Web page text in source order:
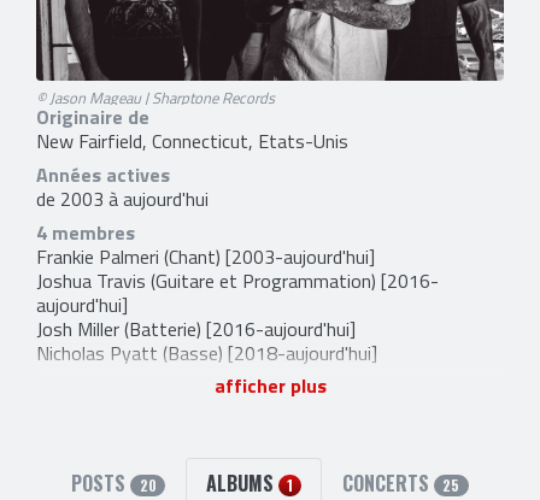
© Jason Mageau | Sharptone Records
Originaire de
New Fairfield, Connecticut, Etats-Unis
Années actives
de 2003 à aujourd'hui
4 membres
Frankie Palmeri (Chant) [2003-aujourd'hui]
Joshua Travis (Guitare et Programmation) [2016-
aujourd'hui]
Josh Miller(Batterie) [2016-aujourd'hui]
Nicholas Pyatt (Basse) [2018-aujourd'hui]
afficher plus
POSTS 20 ALBUMS 1 CONCERTS 25